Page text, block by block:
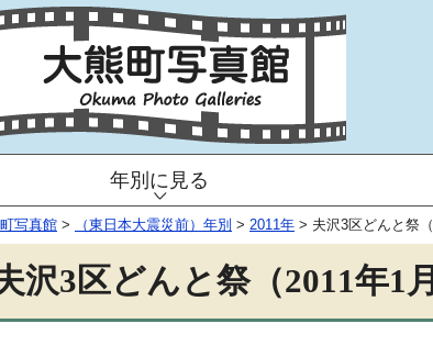
年別に見る
写真館 > （東日本大震災前）年別 > 2011年 > 夫沢3区どんと祭
沢3区どんと祭（2011年1